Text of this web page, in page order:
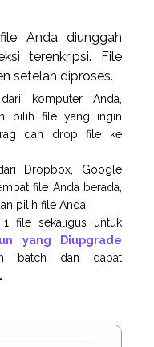
Anda diunggah
terenkripsi. File
setelah diproses.
komputer Anda,
pilih file yang ingin
dan drop file ke
Dropbox, Google
file Anda berada,
pilih file Anda.
file sekaligus untuk
yang Diupgrade
batch dan dapat